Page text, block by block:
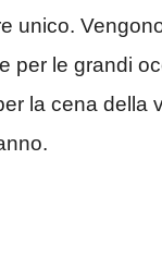
unico.
per le grandi
la cena della